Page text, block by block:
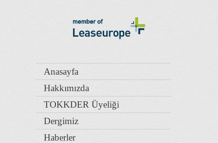
Anasayfa
Hakkımızda
TOKKDER Üyeliği
Dergimiz
Haberler